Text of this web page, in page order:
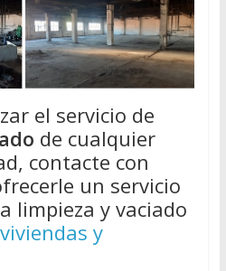
el servicio de
de cualquier
contacte con
un servicio
limpieza y vaciado
viviendas y